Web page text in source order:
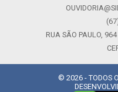
RUA SÃO PAULO,
© 2026 - TODOS